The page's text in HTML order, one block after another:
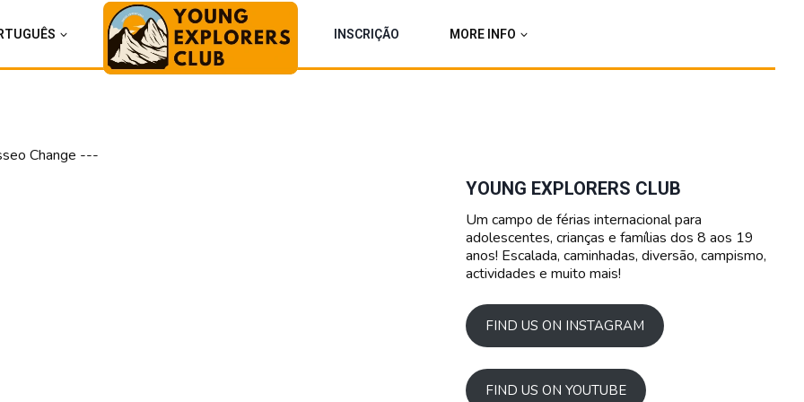
INSCRIÇÃO MORE INFO
YOUNG EXPLORERS CLUB
Um campo de férias internacional para
adolescentes, crianças e famílias dos 8 aos 19
anos! Escalada, caminhadas, diversão, campismo,
actividades e muito mais!
FIND US ON INSTAGRAM
FIND US ON YOUTUBE